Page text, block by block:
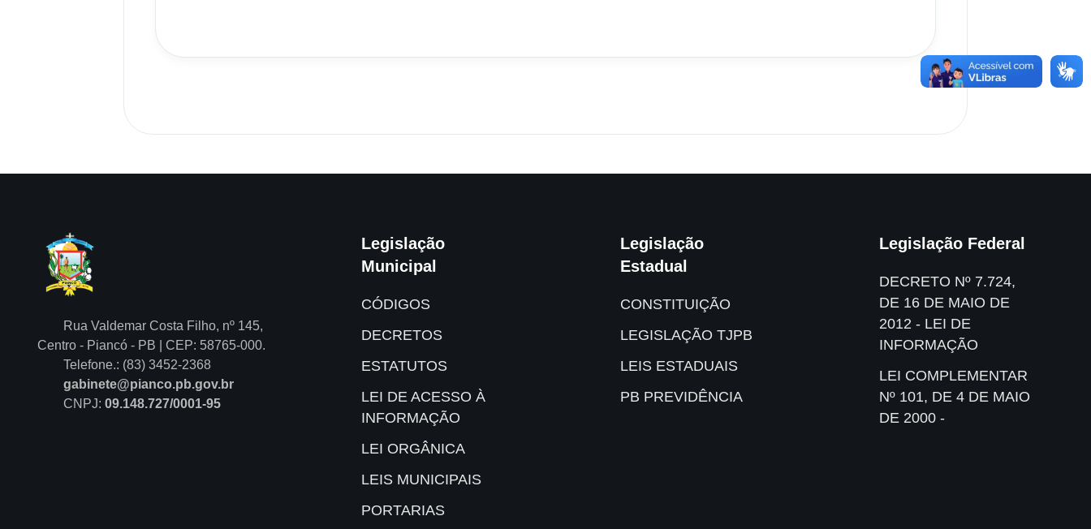
Rua Valdemar Costa Filho, nº 145,
Centro - Piancó - PB | CEP: 58765-000.
Telefone.: (83) 3452-2368
gabinete@pianco.pb.gov.br
CNPJ: 09.148.727/0001-95
Legislação
Municipal
CÓDIGOS
DECRETOS
ESTATUTOS
LEI DE ACESSO À
INFORMAÇÃO
LEI ORGÂNICA
LEIS MUNICIPAIS
PORTARIAS
Legislação
Estadual
CONSTITUIÇÃO
LEGISLAÇÃO TJPB
LEIS ESTADUAIS
PB PREVIDÊNCIA
Legislação Federal
DECRETO Nº 7.724,
DE 16 DE MAIO DE
2012 - LEI DE
INFORMAÇÃO
LEI COMPLEMENTAR
Nº 101, DE 4 DE MAIO
DE 2000 -